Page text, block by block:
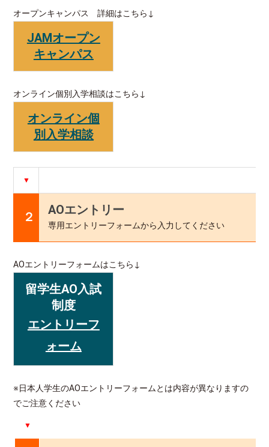
オープンキャンパス 詳細はこちら↓
JAMオープン
キャンパス
オンライン個別入学相談はこちら↓
オンライン個
別入学相談
▼
２ AOエントリー
専用エントリーフォームから入力 してください
AOエントリーフォームはこちら↓
留学生AO入試
制度
エントリーフ
ォーム
※日本人学生のAOエントリーフォームとは内容が異なりますの
でご注意ください
▼